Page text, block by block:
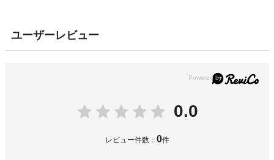
ユーザーレビュー
0.0
レビュー件数： 0件